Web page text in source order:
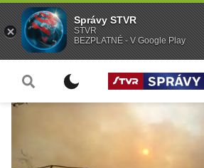
Správy STVR
STVR
BEZPLATNÉ - V Google Play